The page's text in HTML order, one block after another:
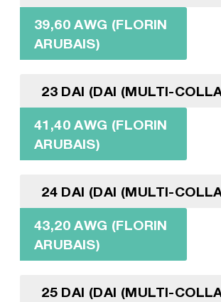
39,60 AWG (FLORIN
ARUBAIS)
23 DAI (DAI (MULTI-
41,40 AWG (FLORIN
ARUBAIS)
24 DAI (DAI (MULTI-
43,20 AWG (FLORIN
ARUBAIS)
25 DAI (DAI (MULTI-